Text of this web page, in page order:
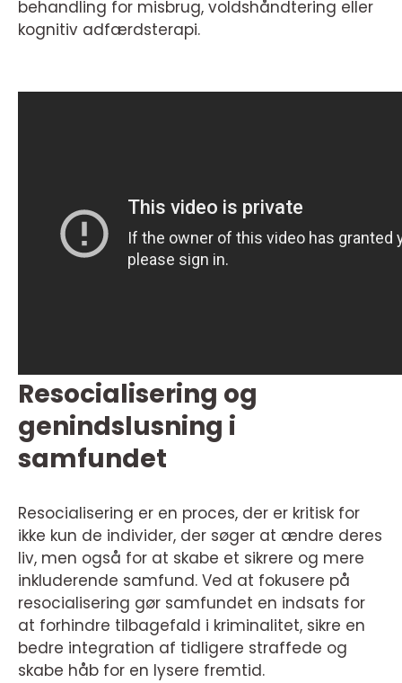
behandling for misbrug, voldshåndtering eller
kognitiv adfærdsterapi.
Resocialisering og
genindslusning i
samfundet
Resocialisering er en proces, der er kritisk for
ikke kun de individer, der søger at ændre deres
liv, men også for at skabe et sikrere og mere
inkluderende samfund. Ved at fokusere på
resocialisering gør samfundet en indsats for
at forhindre tilbagefald i kriminalitet, sikre en
bedre integration af tidligere straffede og
skabe håb for en lysere fremtid.